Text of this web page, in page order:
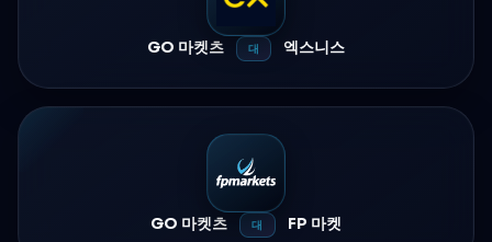
GO 마켓츠 대 엑스니스
GO 마켓츠 대 FP 마켓